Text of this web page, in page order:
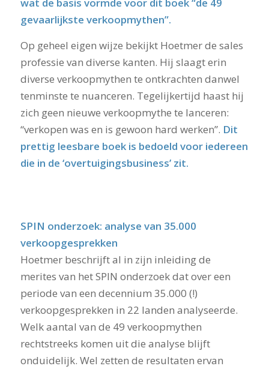
wat de basis vormde voor dit boek“de 49
gevaarlijkste verkoopmythen”.
Op geheel eigen wijze bekijkt Hoetmer de sales
professie van diverse kanten. Hij slaagt erin
diverse verkoopmythen te ontkrachten danwel
tenminste te nuanceren. Tegelijkertijd haast hij
zich geen nieuwe verkoopmythe te lanceren:
“verkopen was en is gewoon hard werken”. Dit
prettig leesbare boek is bedoeld voor iedereen
die in de ‘overtuigingsbusiness’ zit.
SPIN onderzoek: analyse van 35.000
verkoopgesprekken
Hoetmer beschrijft al in zijn inleiding de
merites van het SPIN onderzoek dat over een
periode van een decennium 35.000 (!)
verkoopgesprekken in 22 landen analyseerde.
Welk aantal van de 49 verkoopmythen
rechtstreeks komen uit die analyse blijft
onduidelijk. Wel zetten de resultaten ervan